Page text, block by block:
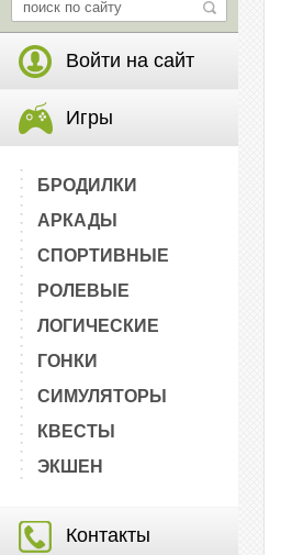
Войти на сайт
Игры
БРОДИЛКИ
АРКАДЫ
СПОРТИВНЫЕ
РОЛЕВЫЕ
ЛОГИЧЕСКИЕ
ГОНКИ
СИМУЛЯТОРЫ
КВЕСТЫ
ЭКШЕН
Контакты